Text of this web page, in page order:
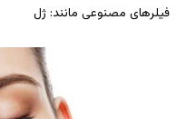
فیلرهای مصنوعی مانند: ژل